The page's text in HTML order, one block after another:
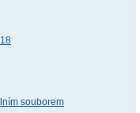
souborem